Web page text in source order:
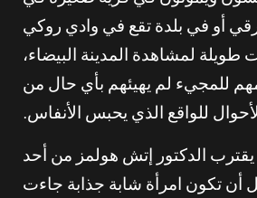
أو في بلدة تقع في وادي روكي
طويلة لمشاهدة المدينة البيضاء،
للمجيء لم يهيئهم بأي حال من
للواقع الذي يحبس الأنفاس.
يقترب الدكتور إتش هولمز من أحد
أن تكون امرأة شابة جذابة جاءت